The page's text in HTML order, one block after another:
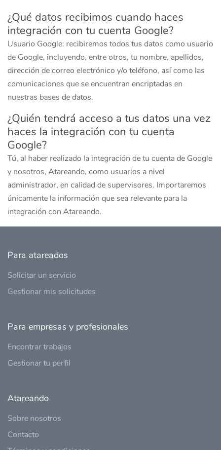
¿Qué datos recibimos cuando haces
integración con tu cuenta Google?
Usuario Google: recibiremos todos tus datos como usuario
de Google, incluyendo, entre otros, tu nombre, apellidos,
dirección de correo electrónico y/o teléfono, así como las
comunicaciones que se encuentran encriptadas en
nuestras bases de datos.
¿Quién tendrá acceso a tus datos una vez
haces la integración con tu cuenta
Google?
Tú, al haber realizado la integración de tu cuenta de Google
y nosotros, Atareando, como usuarios a nivel
administrador, en calidad de supervisores. Importaremos
únicamente la información que sea relevante para la
integración con Atareando.
Para atareados
Solicitar un servicio
Gestionar mis solicitudes
Para empresas y profesionales
Encontrar trabajos
Gestionar tu perfil
Atareando
Sobre nosotros
Contacto